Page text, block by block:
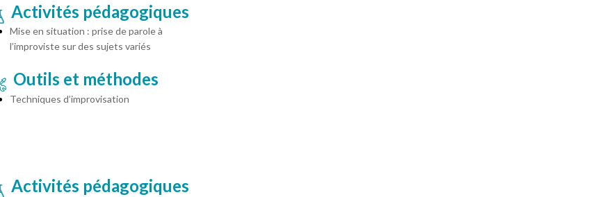
Activités pédagogiques
Mise en situation : prise de parole à
l’improviste sur des sujets variés
Outils et méthodes
Techniques d’improvisation
Activités pédagogiques